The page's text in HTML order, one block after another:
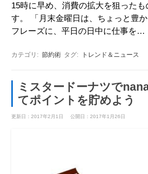
15時に早め、消費の拡大を狙ったも
す。 「月末金曜日は、ちょっと豊
フレーズに、平日の日中に仕事を…
カテゴリ: 節約術 タグ: トレンド＆ニュース
ミスタードーナツで
てポイントを貯めよう
更新日：2017年2月1日 公開日：2017年1月26日